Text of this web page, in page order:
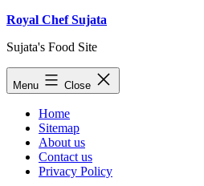
Skip
content
Royal Chef Sujata
Sujata's Food Site
Menu Close
Home
Sitemap
About us
Contact us
Privacy Policy